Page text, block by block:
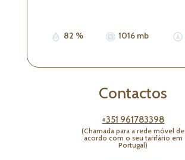
82 % 1016 mb
Contactos
+351 961783398
(Chamada para a rede móvel de
acordo com o seu tarifário em
Portugal)